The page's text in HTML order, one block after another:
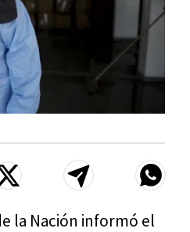
la Nación informó el